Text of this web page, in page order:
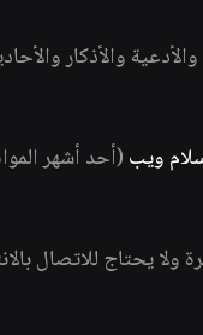
والأذكار
ويب (أحد أشهر
يحتاج للاتصال